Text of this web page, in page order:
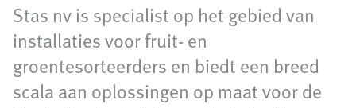
Stas nv is specialist op het gebied van
installaties voor fruit- en
groentesorteerders en biedt een breed
scala aan oplossingen op maat voor de